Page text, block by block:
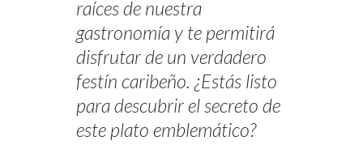
raíces de nuestra
gastronomía y te permitirá
disfrutar de un verdadero
festín caribeño. ¿Estás listo
para descubrir el secreto de
este plato emblemático?